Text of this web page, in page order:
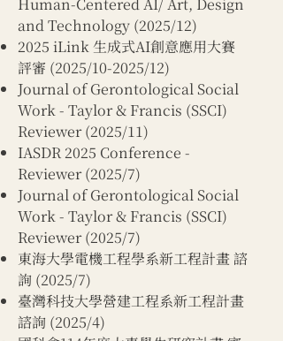
and Technology (2025/12)
2025 iLink 生成式AI創意應用大賽
評審 (2025/10-2025/12)
Journal of Gerontological Social
Work - Taylor & Francis (SSCI)
Reviewer (2025/11)
IASDR 2025 Conference -
Reviewer (2025/7)
Journal of Gerontological Social
Work - Taylor & Francis (SSCI)
Reviewer (2025/7)​​
東海大學電機工程學系新工程計畫 諮
詢 (2025/7)
臺灣科技大學營建工程系新工程計畫
諮詢 (2025/4)